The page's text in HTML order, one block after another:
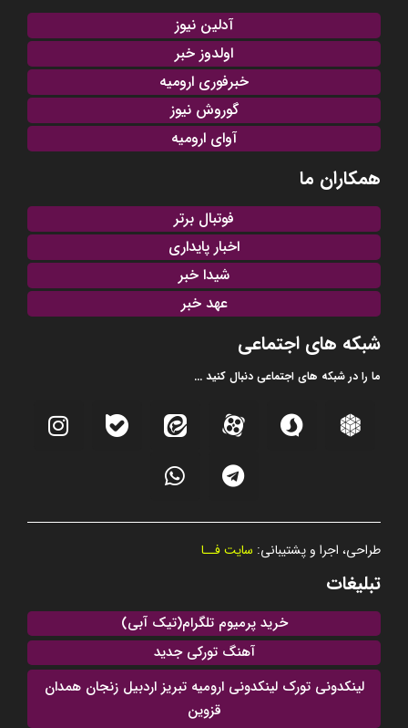
آدلین نیوز
اولدوز خبر
خبرفوری ارومیه
گوروش نیوز
آوای ارومیه
همکاران ما
فوتبال برتر
اخبار پایداری
شیدا خبر
عهد خبر
شبکه های اجتماعی
ما را در شبکه های اجتماعی دنبال کنید ...
طراحی، اجرا و پشتیبانی: سایت فــا
تبلیغات
خرید پرمیوم تلگرام(تیک آبی)
آهنگ تورکی جدید
لینکدونی تورک لینکدونی ارومیه تبریز اردبیل زنجان همدان
قزوین